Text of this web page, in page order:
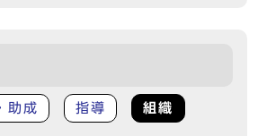
助成 指導 組織